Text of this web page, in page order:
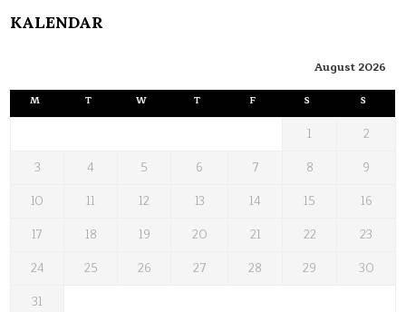
KALENDAR
August 2026
M T W T F S S
1
2
3
4 5 6 7 8
9
10
11 12 13 14 15
16
17
18 19 20 21 22
23
24
25 26 27 28 29
30
31